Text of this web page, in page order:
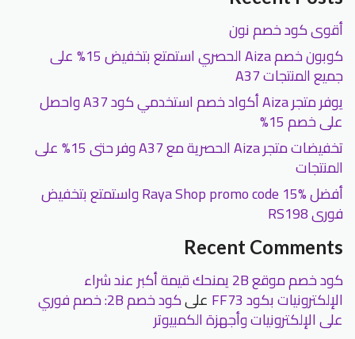
أقوى كود خصم نون
كوبون خصم Aiza الحصري استمتع بتخفيض 15% على
جميع المنتجات A37
يوفر متجر Aiza أكواد خصم استخدمي كود A37 واحصل
على خصم 15%
تخفيضات متجر Aiza الحصرية مع A37 وفر حتى 15% على
المنتجات
أفضل Raya Shop promo code 15% واستمتع بتخفيض
فورى RS198
Recent Comments
كود خصم موقع 2B يمنحك قيمة أكبر عند شراء
الإلكترونيات بكود FF73 على كود خصم 2B: خصم فوري
على الإلكترونيات وأجهزة الكمبيوتر